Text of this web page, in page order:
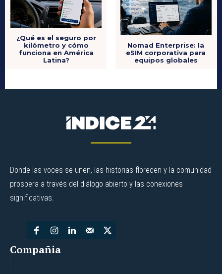
¿Qué es el seguro por
kilómetro y cómo
funciona en América
Latina?
Nomad Enterprise: la
eSIM corporativa para
equipos globales
Donde las voces se unen, las historias florecen y la comunidad
prospera a través del diálogo abierto y las conexiones
significativas.
Compañia